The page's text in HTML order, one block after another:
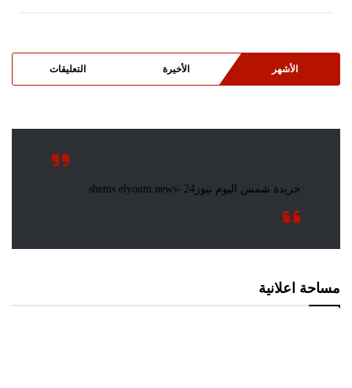
الأشهر الأخيرة التعليقات
مساحة اعلانية